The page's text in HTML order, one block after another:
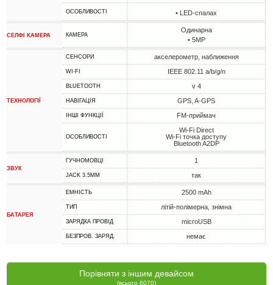
ОСОБЛИВОСТІ • LED-спалах
СЕЛФІ КАМЕРА КАМЕРА
Одинарна
• 5MP
ТЕХНОЛОГІЇ
СЕНСОРИ акселерометр, наближення
WI-FI IEEE 802.11 a/b/g/n
BLUETOOTH v 4
НАВІГАЦІЯ GPS, A-GPS
ІНШІ ФУНКЦІЇ FM-приймач
ОСОБЛИВОСТІ
Wi-Fi Direct
Wi-Fi точка доступу
Bluetooth A2DP
ЗВУК
ГУЧНОМОВЦІ 1
JACK 3.5MM так
БАТАРЕЯ
ЕМНІСТЬ 2500 mAh
ТИП літій-полімерна, знімна
ЗАРЯДКА ПРОВІД microUSB
БЕЗПРОВ. ЗАРЯД. немає
Порівняти з іншим девайсом
(всього 6070)